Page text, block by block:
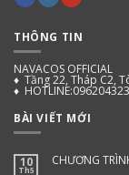
THÔNG TIN
NAVACOS OFFICIAL
♦ Tầng 22, Tháp C2,
♦
BÀI VIẾT MỚI
10
Th5
CHƯƠNG